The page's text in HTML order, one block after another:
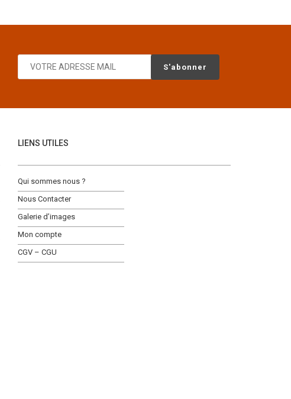
LIENS UTILES
Qui sommes nous ?
Nous Contacter
Galerie d’images
Mon compte
CGV – CGU